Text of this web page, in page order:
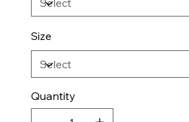
Size
Quantity